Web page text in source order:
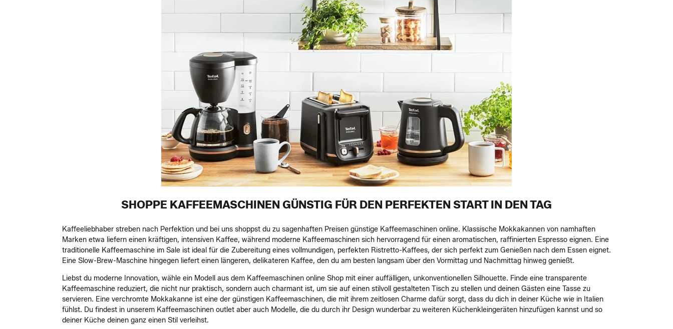
SHOPPE KAFFEEMASCHINEN GÜNSTIG FÜR DEN PERFEKTEN START IN DEN TAG
Kaffeeliebhaber streben nach Perfektion und bei uns shoppst du zu sagenhaften Preisen günstige Kaffeemaschinen online. Klassische Mokkakannen von namhaften
Marken etwa liefern einen kräftigen, intensiven Kaffee, während moderne Kaffeemaschinen sich hervorragend für einen aromatischen, raffinierten Espresso eignen. Eine
traditionelle Kaffeemaschine im Sale ist ideal für die Zubereitung eines vollmundigen, perfekten Ristretto-Kaffees, der sich perfekt zum Genießen nach dem Essen eignet.
Eine Slow-Brew-Maschine hingegen liefert einen längeren, delikateren Kaffee, den du am besten langsam über den Vormittag und Nachmittag hinweg genießt.
Liebst du moderne Innovation, wähle ein Modell aus dem Kaffeemaschinen online Shop mit einer auffälligen, unkonventionellen Silhouette. Finde eine transparente
Kaffeemaschine reduziert, die nicht nur praktisch, sondern auch charmant ist, um sie auf einen stilvoll gestalteten Tisch zu stellen und deinen Gästen eine Tasse zu
servieren. Eine verchromte Mokkakanne ist eine der günstigen Kaffeemaschinen, die mit ihrem zeitlosen Charme dafür sorgt, dass du dich in deiner Küche wie in Italien
fühlst. Du findest in unserem Kaffeemaschinen outlet aber auch Modelle, die du durch ihr Design wunderbar zu weiteren Küchenkleingeräten hinzufügen kannst und so
deiner Küche deinen ganz einen Stil verleihst.